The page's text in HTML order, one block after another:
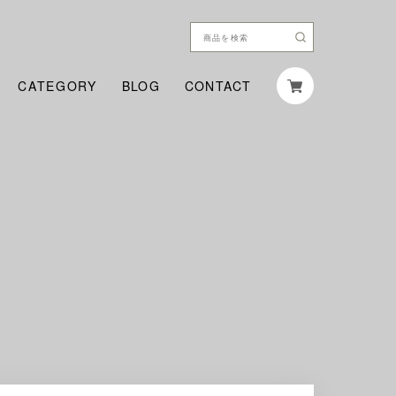
CATEGORY BLOG CONTACT